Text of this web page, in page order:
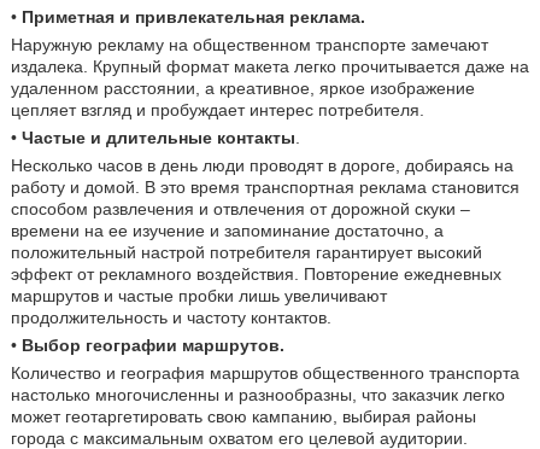
• Приметная и привлекательная реклама.
Наружную рекламу на общественном транспорте замечают
издалека. Крупный формат макета легко прочитывается даже на
удаленном расстоянии, а креативное, яркое изображение
цепляет взгляд и пробуждает интерес потребителя.
• Частые и длительные контакты
Несколько часов в день люди проводят в дороге, добираясь на
работу и домой. В это время транспортная реклама становится
способом развлечения и отвлечения от дорожной скуки –
времени на ее изучение и запоминание достаточно, а
положительный настрой потребителя гарантирует высокий
эффект от рекламного воздействия. Повторение ежедневных
маршрутов и частые пробки лишь увеличивают
продолжительность и частоту контактов.
• Выбор географии маршрутов.
Количество и география маршрутов общественного транспорта
настолько многочисленны и разнообразны, что заказчик легко
может геотаргетировать свою кампанию, выбирая районы
города с максимальным охватом его целевой аудитории.